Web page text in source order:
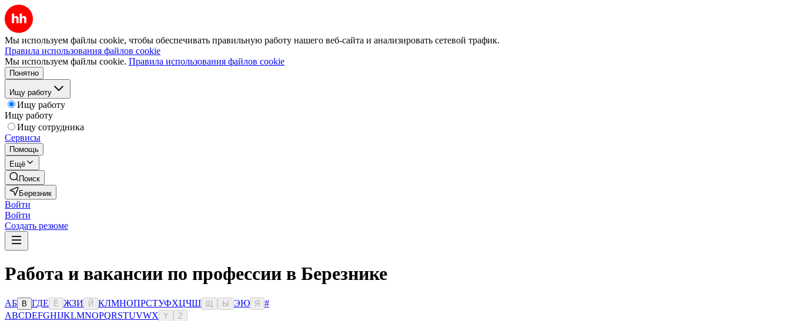
Мы используем файлы cookie, чтобы обеспечивать правильную работу нашего веб-сайта и анализировать сетевой трафик.
Правила использования файлов cookie
Мы используем файлы cookie. Правила использования файлов cookie
Понятно
Ищу работу
Ищу работу
Ищу работу
Ищу сотрудника
Сервисы
Помощь
Ещё
Поиск
Березник
Войти
Войти
Создать резюме
Работа и вакансии по профессии в Березнике
АБ В ГДЕ Ё ЖЗИ Й КЛМНОПРСТУФХЦЧШ Ы ЭЮ Я
#
ABCDEFGHIJKLMNOPQRSTUVWX Y Z